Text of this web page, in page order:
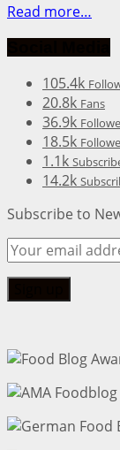
Read more…
105.4k
20.8k Fans
36.9k
18.5k
1.1k
14.2k
Subscribe to